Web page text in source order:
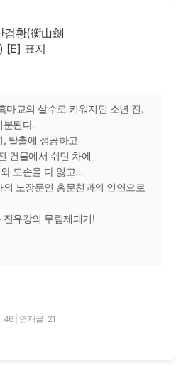
마교의 살수로 키워지던 소년 진.
분된다.
탈출에 성공하고
건물에서 쉬던 차에
도손을 다 잃고...
노장문인 홍문천과의 인연으로
유강의 무림제패기!
46 연재글: 21